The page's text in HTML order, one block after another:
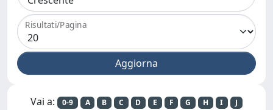
Risultati/Pagina
Vai a: 0-9 A B C D E F G H I
J